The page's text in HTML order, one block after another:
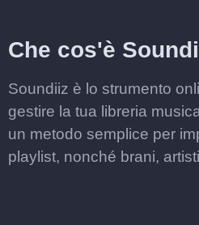
Che cos'è
Soundiiz è lo strumento
gestire la tua libreria
un metodo semplice per
playlist, nonché brani,